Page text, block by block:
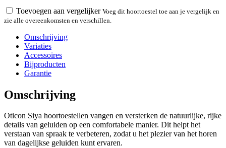
Toevoegen aan vergelijker Voeg dit hoortoestel toe aan je vergelijk en
zie alle overeenkomsten en verschillen.
Omschrijving
Variaties
Accessoires
Bijproducten
Garantie
Omschrijving
Oticon Siya hoortoestellen vangen en versterken de natuurlijke, rijke
details van geluiden op een comfortabele manier. Dit helpt het
verstaan van spraak te verbeteren, zodat u het plezier van het horen
van dagelijkse geluiden kunt ervaren.